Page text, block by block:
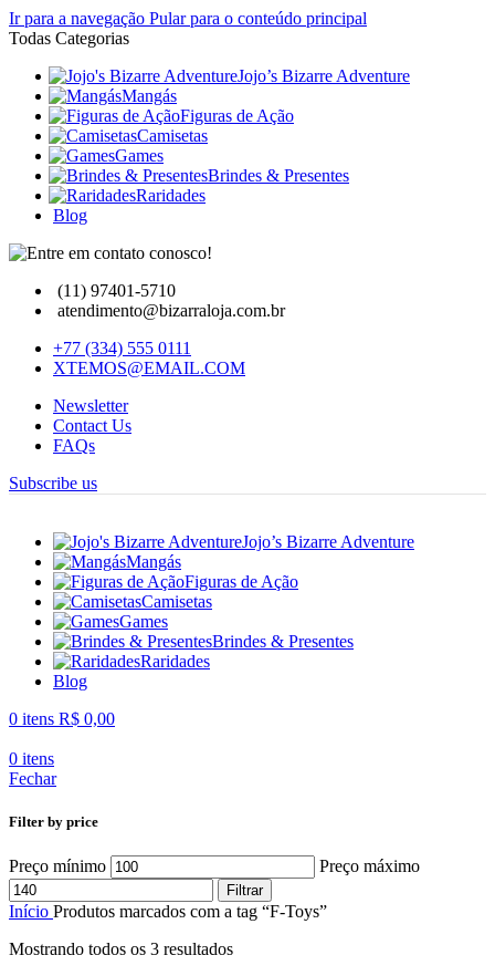
Ir para a navegação Pular para o conteúdo principal
Todas Categorias
Jojo’s Bizarre Adventure
Mangás
Figuras de Ação
Camisetas
Games
Brindes & Presentes
Raridades
Blog
(11) 97401-5710
atendimento@bizarraloja.com.br
+77 (334) 555 0111
XTEMOS@EMAIL.COM
Newsletter
Contact Us
FAQs
Subscribe us
Jojo’s Bizarre Adventure
Mangás
Figuras de Ação
Camisetas
Games
Brindes & Presentes
Raridades
Blog
0 itens R$ 0,00
0 itens
Fechar
Filter by price
Preço mínimo Preço máximo
Filtrar
Início Produtos marcados com a tag “F-Toys”
Mostrando todos os 3 resultados